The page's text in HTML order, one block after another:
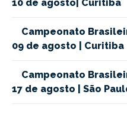
10 de agosto| Curitiba
Campeonato
09 de agosto | Curitiba
Campeonato
17 de agosto | São